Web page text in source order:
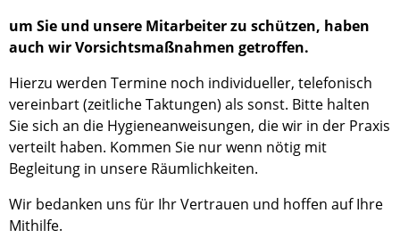
um Sie und unsere Mitarbeiter zu schützen, haben
auch wir Vorsichtsmaßnahmen getroffen.
Hierzu werden Termine noch individueller, telefonisch
vereinbart (zeitliche Taktungen) als sonst. Bitte halten
Sie sich an die Hygieneanweisungen, die wir in der Praxis
verteilt haben. Kommen Sie nur wenn nötig mit
Begleitung in unsere Räumlichkeiten.
Wir bedanken uns für Ihr Vertrauen und hoffen auf Ihre
Mithilfe.